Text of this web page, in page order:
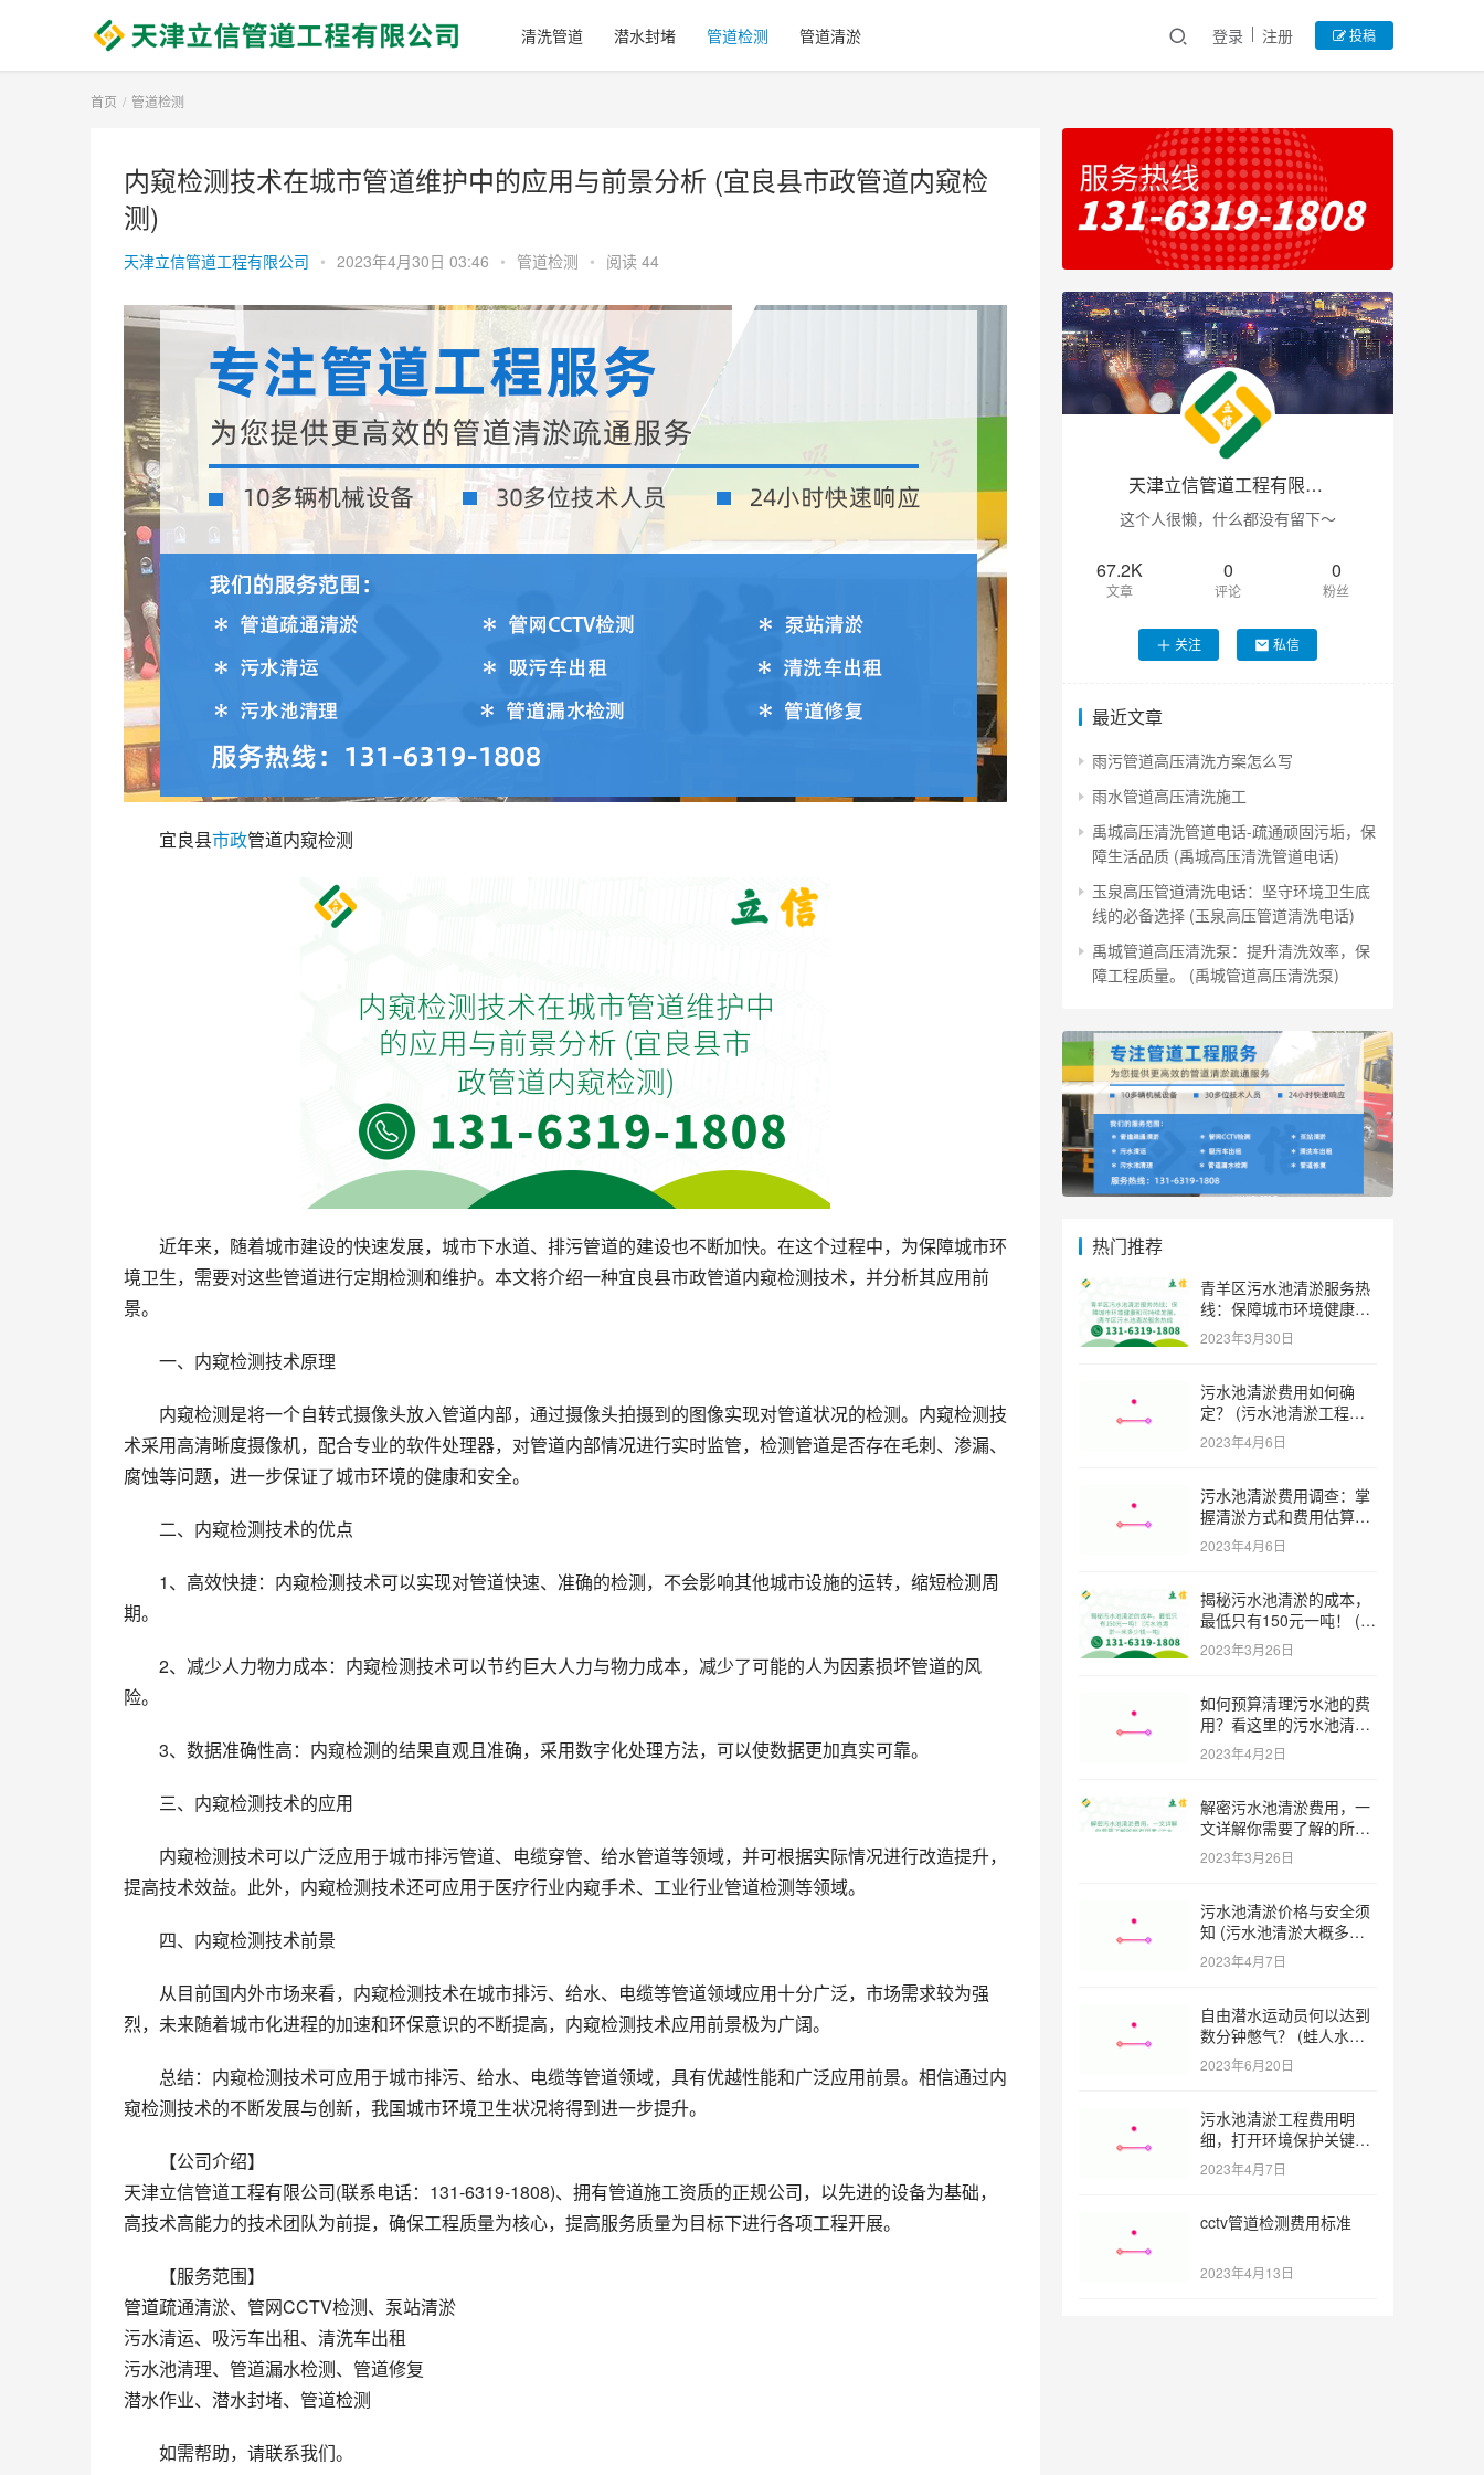
清洗管道 潜水封堵 管道检测 管道清淤 登录 注册 投稿
首页 管道检测
内窥检测技术在城市管道维护中的应用与前景分析 (宜良县市政管道内窥检
测)
天津立信管道工程有限公司 • 2023年4月30日 03:46 • 管道检测 • 阅读 44
宜良县市政管道内窥检测
近年来，随着城市建设的快速发展，城市下水道、排污管道的建设也不断加快。在这个过程中，为保障城市环
境卫生，需要对这些管道进行定期检测和维护。本文将介绍一种宜良县市政管道内窥检测技术，并分析其应用前
景。
一、内窥检测技术原理
内窥检测是将一个自转式摄像头放入管道内部，通过摄像头拍摄到的图像实现对管道状况的检测。内窥检测技
术采用高清晰度摄像机，配合专业的软件处理器，对管道内部情况进行实时监管，检测管道是否存在毛刺、渗漏、
腐蚀等问题，进一步保证了城市环境的健康和安全。
二、内窥检测技术的优点
1、高效快捷：内窥检测技术可以实现对管道快速、准确的检测，不会影响其他城市设施的运转，缩短检测周
期。
2、减少人力物力成本：内窥检测技术可以节约巨大人力与物力成本，减少了可能的人为因素损坏管道的风
险。
3、数据准确性高：内窥检测的结果直观且准确，采用数字化处理方法，可以使数据更加真实可靠。
三、内窥检测技术的应用
内窥检测技术可以广泛应用于城市排污管道、电缆穿管、给水管道等领域，并可根据实际情况进行改造提升，
提高技术效益。此外，内窥检测技术还可应用于医疗行业内窥手术、工业行业管道检测等领域。
四、内窥检测技术前景
从目前国内外市场来看，内窥检测技术在城市排污、给水、电缆等管道领域应用十分广泛，市场需求较为强
烈，未来随着城市化进程的加速和环保意识的不断提高，内窥检测技术应用前景极为广阔。
总结：内窥检测技术可应用于城市排污、给水、电缆等管道领域，具有优越性能和广泛应用前景。相信通过内
窥检测技术的不断发展与创新，我国城市环境卫生状况将得到进一步提升。
【公司介绍】
天津立信管道工程有限公司(联系电话：131-6319-1808)、拥有管道施工资质的正规公司，以先进的设备为基础，
高技术高能力的技术团队为前提，确保工程质量为核心，提高服务质量为目标下进行各项工程开展。
【服务范围】
管道疏通清淤、管网CCTV检测、泵站清淤
污水清运、吸污车出租、清洗车出租
污水池清理、管道漏水检测、管道修复
潜水作业、潜水封堵、管道检测
如需帮助，请联系我们。
天津立信管道工程有限公司
这个人很懒，什么都没有留下～
67.2K
文章
0
评论
0
粉丝
关注 私信
最近文章
雨污管道高压清洗方案怎么写
雨水管道高压清洗施工
禹城高压清洗管道电话-疏通顽固污垢，保
障生活品质 (禹城高压清洗管道电话)
玉泉高压管道清洗电话：坚守环境卫生底
线的必备选择 (玉泉高压管道清洗电话)
禹城管道高压清洗泵：提升清洗效率，保
障工程质量。 (禹城管道高压清洗泵)
热门推荐
青羊区污水池清淤服务热
线：保障城市环境健康和
可持续发展。 (青羊区污
水池清淤服务热线)
2023年3月30日
污水池清淤费用如何确
定？ (污水池清淤工程价
格多少)
2023年4月6日
污水池清淤费用调查：掌
握清淤方式和费用估算技
巧 (污水池清淤多少钱一
方米)
2023年4月6日
揭秘污水池清淤的成本，
最低只有150元一吨！ (污
水池清淤一米多少钱一吨)
2023年3月26日
如何预算清理污水池的费
用？看这里的污水池清淤
工程报价表范本！ (污水
池清淤工程报价表范本)
2023年4月2日
解密污水池清淤费用，一
文详解你需要了解的所有
因素 (污水池清淤一米多
少钱)
2023年3月26日
污水池清淤价格与安全须
知 (污水池清淤大概多少
一方)
2023年4月7日
自由潜水运动员何以达到
数分钟憋气？ (蛙人水下
憋气最长多久)
2023年6月20日
污水池清淤工程费用明
细，打开环境保护关键之
门 (污水池清淤工程报价
明细)
2023年4月7日
cctv管道检测费用标准
2023年4月13日